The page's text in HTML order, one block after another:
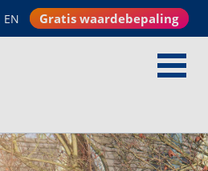
EN Gratis waardebepaling